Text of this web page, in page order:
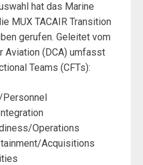
hat das Marine
MUX TACAIR Transition
gerufen. Geleitet vom
Aviation (DCA) umfasst
Teams (CFTs):
Personnel
Operations
Acquisitions